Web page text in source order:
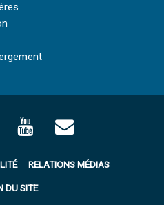
RELATIONS MÉDIAS
DU SITE